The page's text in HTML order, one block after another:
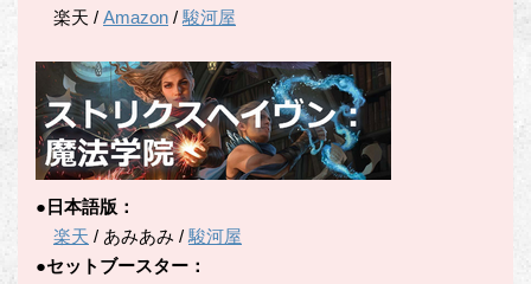
楽天 / Amazon /駿河屋
●日本語版：
楽天 / あみあみ /駿河屋
●セットブースター：